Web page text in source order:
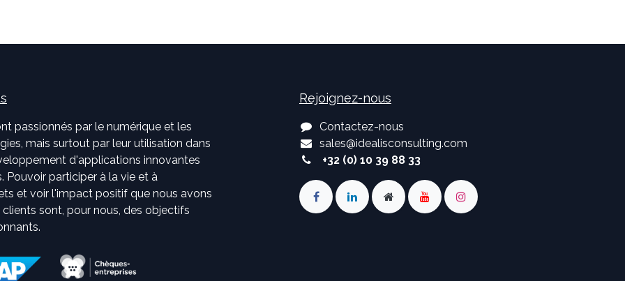
passionnés par le numérique et les
mais surtout par leur utilisation dans
d'applications innovantes
Pouvoir participer à la vie et à
et voir l'impact positif que nous avons
sont, pour nous, des objectifs
Rejoignez-nous
Contactez-nous
sales@idealisconsulting.com
+32 (0) 10 39 88 33